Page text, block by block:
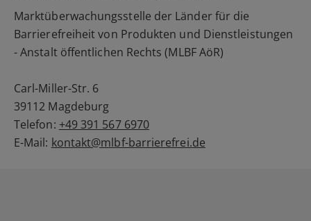
Marktüberwachungsstelle der Länder für die
Barrierefreiheit von Produkten und Dienstleistungen
- Anstalt öffentlichen Rechts (MLBF AöR)
Carl-Miller-Str. 6
39112 Magdeburg
Telefon: +49 391 567 6970
E-Mail: kontakt@mlbf-barrierefrei.de